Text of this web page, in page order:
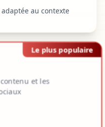
au contexte
Le plus populaire
et les